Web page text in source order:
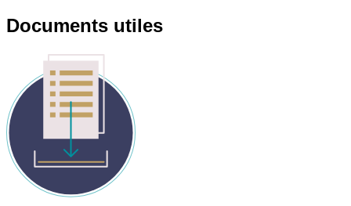
Documents utiles